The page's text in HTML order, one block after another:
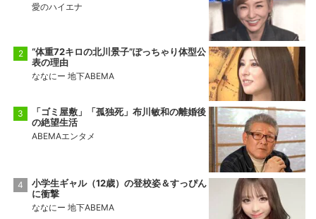
愛のハイエナ
“体重72キロの北川景子”ぽっちゃり体型公
表の理由
ななにー 地下ABEMA
「ゴミ屋敷」「孤独死」布川敏和の離婚後
の絶望生活
ABEMAエンタメ
小学生ギャル（12歳）の登校姿＆すっぴん
に衝撃
ななにー 地下ABEMA